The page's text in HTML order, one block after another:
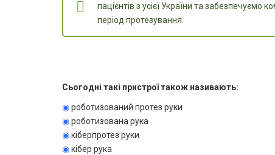
пацієнтів з усієї України та забезпечуємо
період протезування.
Сьогодні такі пристрої також називають:
◉роботизований протез руки
◉роботизована рука
◉кіберпротез руки
◉кібер рука